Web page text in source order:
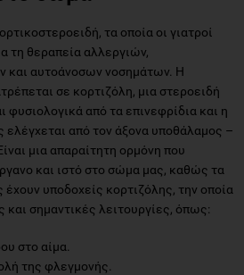
τα οποία οι γιατροί
τη θεραπεία αλλεργιών,
αυτοάνοσων νοσημάτων. Η
σε κορτιζόλη, μια στεροειδή
φυσιολογικά από τα επινεφρίδια και η
ελέγχεται από τον άξονα υποθάλαμος –
μια απαραίτητη ορμόνη που
και ιστό στο σώμα μας, καθώς τα
υποδοχείς κορτιζόλης, την οποία
και σημαντικές λειτουργίες, όπως:
στο αίμα.
της φλεγμονής.